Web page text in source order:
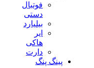
فوتبال
دستی
بیلیارد
دارت
پینگ پنگ